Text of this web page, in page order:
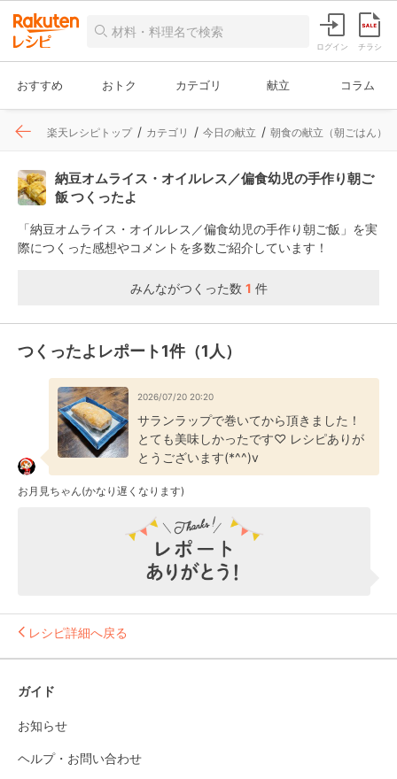
ログイン チラシ
おすすめ おトク カテゴリ 献立 コラム
楽天レシピトップ カテゴリ 今日の献立 朝食の献立（朝ごはん）
納豆オムライス・オイルレス／偏食幼児の手作り朝ご
飯 つくったよ
「納豆オムライス・オイルレス／偏食幼児の手作り朝ご飯」を実
際につくった感想やコメントを多数ご紹介しています！
みんながつくった数 1 件
つくったよレポート1件（1人）
2026/07/20 20:20
サランラップで巻いてから頂きました！
とても美味しかったです♡ レシピありが
とうございます(*^^)v
お月見ちゃん(かなり遅くなります)
レシピ詳細へ戻る
ガイド
お知らせ
ヘルプ・お問い合わせ